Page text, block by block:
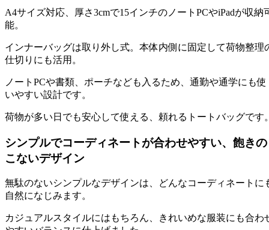
A4サイズ対応、厚さ3cmで15インチのノートPCやiPadが収納
能。
インナーバッグは取り外し式。本体内側に固定して荷物整理
仕切りにも活用。
ノートPCや書類、ポーチなども入るため、通勤や通学にも使
いやすい設計です。
荷物が多い日でも安心して使える、頼れるトートバッグです
シンプルでコーディネートが合わせやすい、飽きの
こないデザイン
無駄のないシンプルなデザインは、どんなコーディネートに
自然になじみます。
カジュアルスタイルにはもちろん、きれいめな服装にも合わ